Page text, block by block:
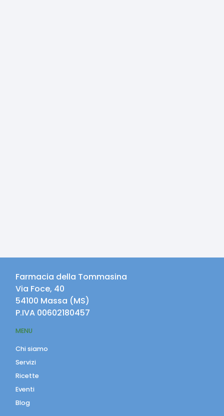
Farmacia della Tommasina
Via Foce, 40
54100 Massa (MS)
P.IVA 00602180457
MENU
Chi siamo
Servizi
Ricette
Eventi
Blog